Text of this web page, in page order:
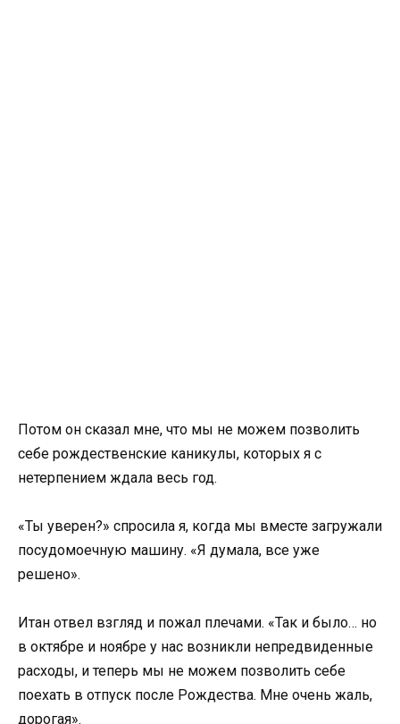
Потом он сказал мне, что мы не можем позволить
себе рождественские каникулы, которых я с
нетерпением ждала весь год.
«Ты уверен?» спросила я, когда мы вместе загружали
посудомоечную машину. «Я думала, все уже
решено».
Итан отвел взгляд и пожал плечами. «Так и было… но
в октябре и ноябре у нас возникли непредвиденные
расходы, и теперь мы не можем позволить себе
поехать в отпуск после Рождества. Мне очень жаль,
дорогая».